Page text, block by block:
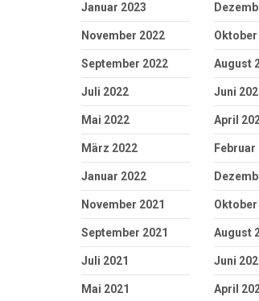
Januar 2023
November 2022 Oktober
September 2022 August
Juli 2022 Juni
Mai 2022 April
März 2022 Februar
Januar 2022
November 2021 Oktober
September 2021 August
Juli 2021 Juni
Mai 2021 April